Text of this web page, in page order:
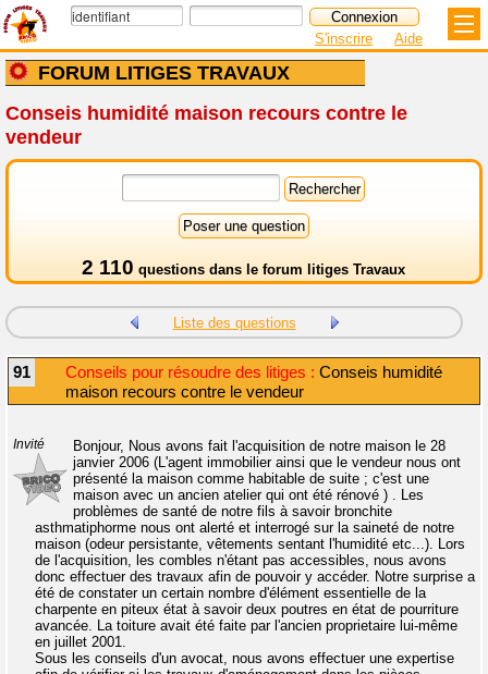
FORUM LITIGES TRAVAUX
S'inscrire Aide
Conseis humidité maison recours contre le
vendeur
2 110 questions dans le forum litiges Travaux
Liste des questions
91 Conseils pour résoudre des litiges : Conseis humidité
maison recours contre le vendeur
Invité
Bonjour, Nous avons fait l'acquisition de notre maison le 28
janvier 2006 (L'agent immobilier ainsi que le vendeur nous ont
présenté la maison comme habitable de suite ; c'est une
maison avec un ancien atelier qui ont été rénové ) . Les
problèmes de santé de notre fils à savoir bronchite
asthmatiphorme nous ont alerté et interrogé sur la saineté de notre
maison (odeur persistante, vêtements sentant l'humidité etc...). Lors
de l'acquisition, les combles n'étant pas accessibles, nous avons
donc effectuer des travaux afin de pouvoir y accéder. Notre surprise a
été de constater un certain nombre d'élément essentielle de la
charpente en piteux état à savoir deux poutres en état de pourriture
avancée. La toiture avait été faite par l'ancien proprietaire lui-même
en juillet 2001.
Sous les conseils d'un avocat, nous avons effectuer une expertise